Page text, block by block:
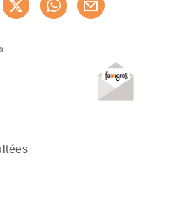
Recommander maintenant